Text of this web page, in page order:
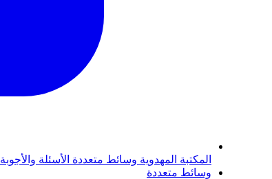
المكتبة المهدوية وسائط متعددة الأسئلة
وسائط متعددة